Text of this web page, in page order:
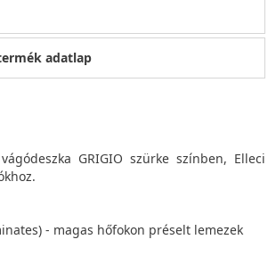
adatlap
GRIGIO szürke színben, Elleci
- magas hőfokon préselt lemezek